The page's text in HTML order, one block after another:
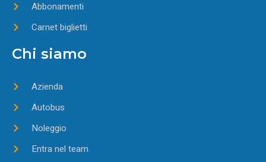
Abbonamenti
Carnet biglietti
Chi siamo
Azienda
Autobus
Noleggio
Entra nel team